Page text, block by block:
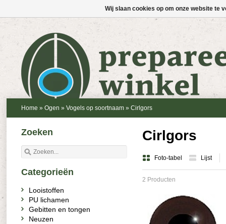
Home » Ogen » Vogels op soortnaam » Cirlgors
Cirlgors
Foto-tabel Lijst
2 Producten
Zoeken
Categorieën
Looistoffen
PU lichamen
Gebitten en tongen
Neuzen
Wij slaan cookies op om onze website te